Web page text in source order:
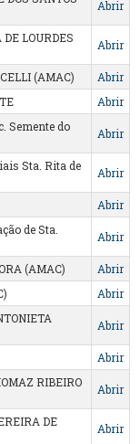
Abrir
LOURDES
Abrir
(AMAC)
Abrir
Abrir
Semente do
Abrir
Sta. Rita de
Abrir
Abrir
de Sta.
Abrir
(AMAC)
Abrir
Abrir
Abrir
Abrir
RIBEIRO
Abrir
DE
Abrir